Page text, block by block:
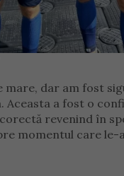
mare, dar am fost
Aceasta a fost o
revenind în
momentul care le-